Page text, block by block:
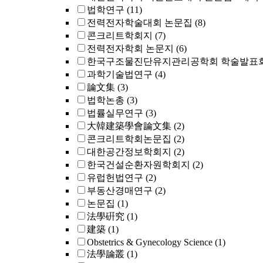
법학연구 (11)
전력전자학술대회 논문집 (8)
콘크리트학회지 (7)
전력전자학회 논문지 (6)
한국구조물진단유지관리공학회 학술발표
과학기술법연구 (4)
論文集 (3)
법학논총 (3)
법률실무연구 (3)
大韓建築學會論文集 (2)
콘크리트학회논문집 (2)
대한공간정보학회지 (2)
한국건설순환자원학회지 (2)
유럽헌법연구 (2)
부동산경매연구 (2)
논문집 (1)
法學硏究 (1)
建築 (1)
Obstetrics & Gynecology Science (1)
法學論叢 (1)